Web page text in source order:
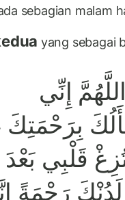
sebagian malam
yang sebagai
إِنِّي
بِرَحْمَتِكَ
قَلْبِي بَعْدَ
رَحْمَةً